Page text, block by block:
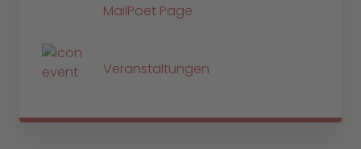
MailPoet Page
Veranstaltungen